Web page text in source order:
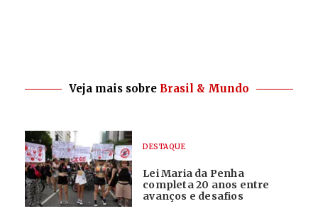
Veja mais sobre Brasil & Mundo
DESTAQUE
Lei Maria da Penha
completa 20 anos entre
avanços e desafios